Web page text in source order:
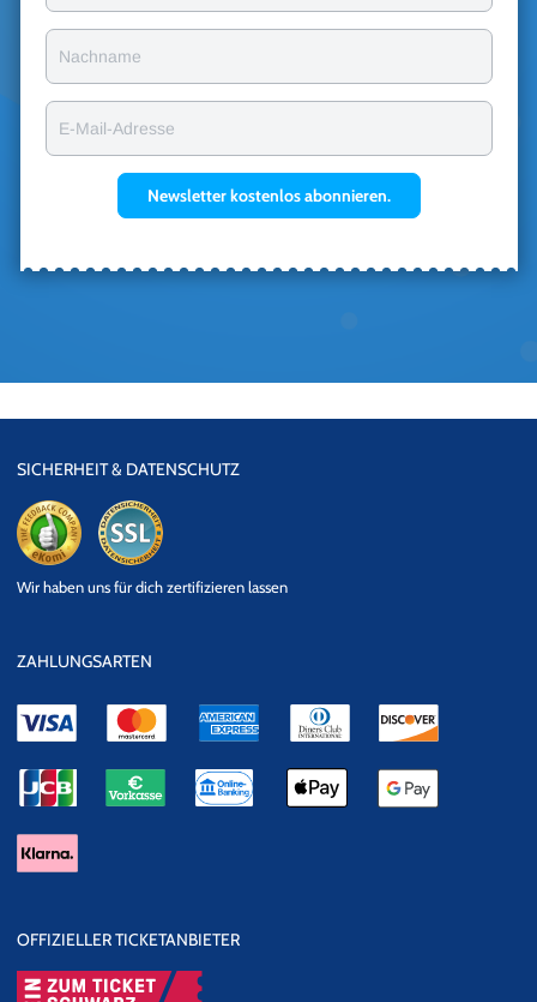
Nachname
E-Mail-Adresse
Newsletter kostenlos abonnieren.
SICHERHEIT & DATENSCHUTZ
Datensicherheit
Wir haben uns für dich zertifizieren lassen
ZAHLUNGSARTEN
OFFIZIELLER TICKETANBIETER